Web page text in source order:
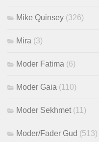
Mike Quinsey (326)
Mira (3)
Moder Fatima (6)
Moder Gaia (110)
Moder Sekhmet (11)
Moder/Fader Gud (513)